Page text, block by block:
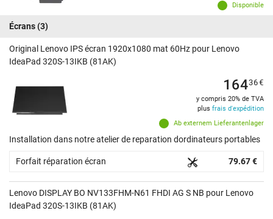
Disponible
Écrans(3)
Original Lenovo IPS écran 1920x1080 mat 60Hz pour Lenovo
IdeaPad 320S-13IKB (81AK)
Ab externem Lieferantenlager
16436€
y compris 20% de TVA
plus frais d'expédition
Installation dans notre atelier de reparation dordinateurs portables
Forfait réparation écran 79.67 €
Lenovo DISPLAY BO NV133FHM-N61 FHDI AG S NB pour Lenovo
IdeaPad 320S-13IKB (81AK)